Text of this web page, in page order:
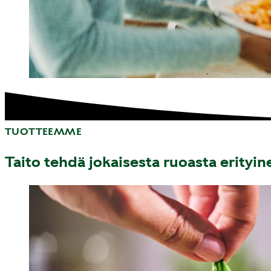
TUOTTEEMME
Taito tehdä jokaisesta ruoasta